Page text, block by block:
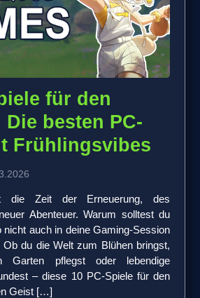
für den
besten PC-
Frühlingsvibes
die Zeit der Erneuerung, des
Abenteuer. Warum solltest du
nicht auch in deine Gaming-Session
Ob du die Welt zum Blühen bringst,
Garten pflegst oder lebendige
– diese 10 PC-Spiele für den
Geist […]